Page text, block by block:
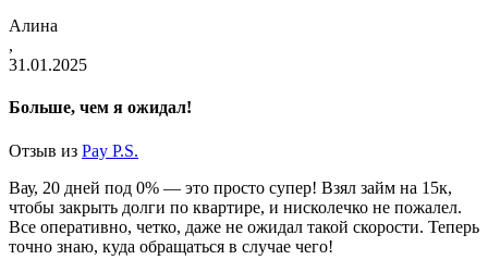
Алина
,
31.01.2025
Больше, чем я ожидал!
Отзыв из Pay P.S.
Вау, 20 дней под 0% — это просто супер! Взял займ на 15к,
чтобы закрыть долги по квартире, и нисколечко не пожалел.
Все оперативно, четко, даже не ожидал такой скорости. Теперь
точно знаю, куда обращаться в случае чего!